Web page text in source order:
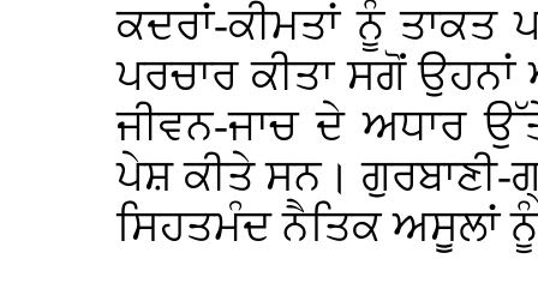
ਕਦਰਾਂ-ਕੀਮਤਾਂ ਨੂੰ ਤਾਕਤ
ਪਰਚਾਰ ਕੀਤਾ ਸਗੋਂ
ਜੀਵਨ-ਜਾਚ ਦੇ ਅਧਾਰ
ਪੇਸ਼ ਕੀਤੇ ਸਨ। ਗੁਰਬਾਣੀ-
ਸਿਹਤਮੰਦ ਨੈਤਿਕ ਅਸੂਲਾਂ